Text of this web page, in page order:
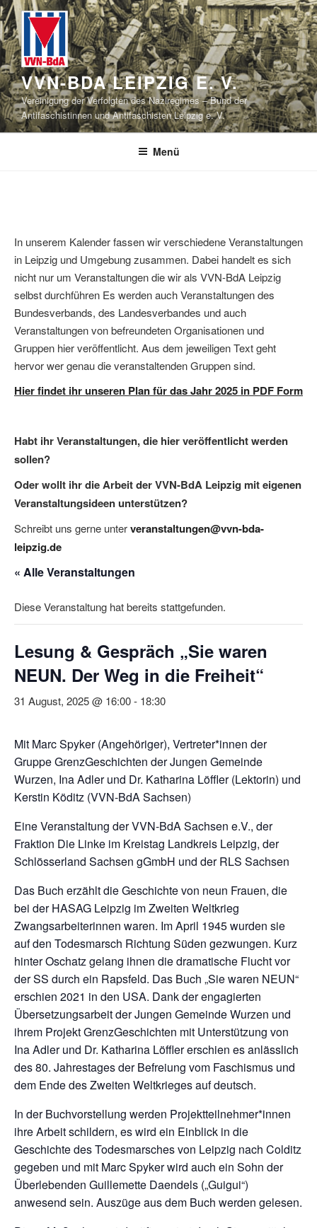
Zum
Inhalt
springen
VVN-BDA LEIPZIG E. V.
Vereinigung der Verfolgten des Naziregimes – Bund der
Antifaschistinnen und Antifaschisten Leipzig e. V.
Menü
In unserem Kalender fassen wir verschiedene Veranstaltungen
in Leipzig und Umgebung zusammen. Dabei handelt es sich
nicht nur um Veranstaltungen die wir als VVN-BdA Leipzig
selbst durchführen Es werden auch Veranstaltungen des
Bundesverbands, des Landesverbandes und auch
Veranstaltungen von befreundeten Organisationen und
Gruppen hier veröffentlicht. Aus dem jeweiligen Text geht
hervor wer genau die veranstaltenden Gruppen sind.
Hier findet ihr unseren Plan für das Jahr 2025 in PDF Form
Habt ihr Veranstaltungen, die hier veröffentlicht werden
sollen?
Oder wollt ihr die Arbeit der VVN-BdA Leipzig mit eigenen
Veranstaltungsideen unterstützen?
Schreibt uns gerne unterveranstaltungen@vvn-bda-
leipzig.de
« Alle Veranstaltungen
Diese Veranstaltung hat bereits stattgefunden.
Lesung & Gespräch „Sie waren
NEUN. Der Weg in die Freiheit“
31 August, 2025 @ 16:00- 18:30
Mit Marc Spyker (Angehöriger), Vertreter*innen der
Gruppe GrenzGeschichten der Jungen Gemeinde
Wurzen, Ina Adler und Dr. Katharina Löffler (Lektorin) und
Kerstin Köditz (VVN-BdA Sachsen)
Eine Veranstaltung der VVN-BdA Sachsen e.V., der
Fraktion Die Linke im Kreistag Landkreis Leipzig, der
Schlösserland Sachsen gGmbH und der RLS Sachsen
Das Buch erzählt die Geschichte von neun Frauen, die
bei der HASAG Leipzig im Zweiten Weltkrieg
Zwangsarbeiterinnen waren. Im April 1945 wurden sie
auf den Todesmarsch Richtung Süden gezwungen. Kurz
hinter Oschatz gelang ihnen die dramatische Flucht vor
der SS durch ein Rapsfeld. Das Buch „Sie waren NEUN“
erschien 2021 in den USA. Dank der engagierten
Übersetzungsarbeit der Jungen Gemeinde Wurzen und
ihrem Projekt GrenzGeschichten mit Unterstützung von
Ina Adler und Dr. Katharina Löffler erschien es anlässlich
des 80. Jahrestages der Befreiung vom Faschismus und
dem Ende des Zweiten Weltkrieges auf deutsch.
In der Buchvorstellung werden Projektteilnehmer*innen
ihre Arbeit schildern, es wird ein Einblick in die
Geschichte des Todesmarsches von Leipzig nach Colditz
gegeben und mit Marc Spyker wird auch ein Sohn der
Überlebenden Guillemette Daendels („Guigui“)
anwesend sein. Auszüge aus dem Buch werden gelesen.